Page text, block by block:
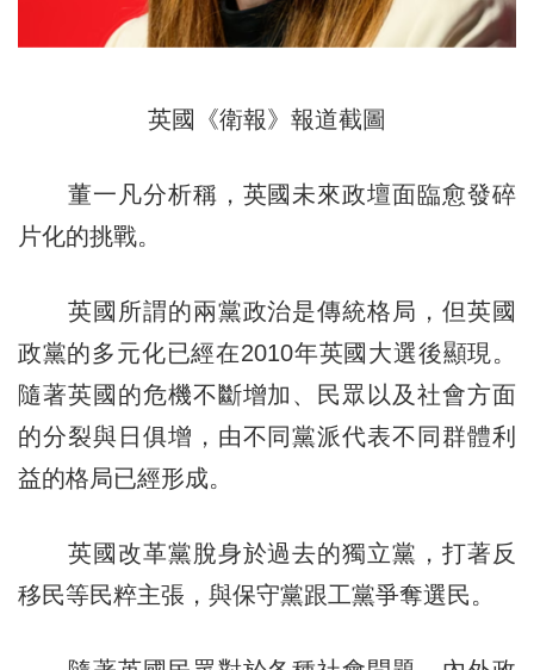
英國《衛報》報道截圖
董一凡分析稱，英國未來政壇面臨愈發碎
片化的挑戰。
英國所謂的兩黨政治是傳統格局，但英國
政黨的多元化已經在2010年英國大選後顯現。
隨著英國的危機不斷增加、民眾以及社會方面
的分裂與日俱增，由不同黨派代表不同群體利
益的格局已經形成。
英國改革黨脫身於過去的獨立黨，打著反
移民等民粹主張，與保守黨跟工黨爭奪選民。